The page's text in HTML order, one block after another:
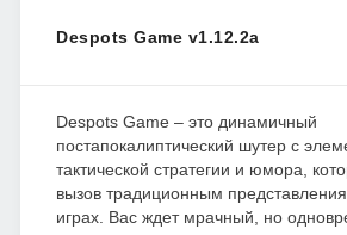
Despots Game v1.12.2a
Despots Game – это динамичный
постапокалиптический шутер с
тактической стратегии и юмора,
вызов традиционным
играх. Вас ждет мрачный, но